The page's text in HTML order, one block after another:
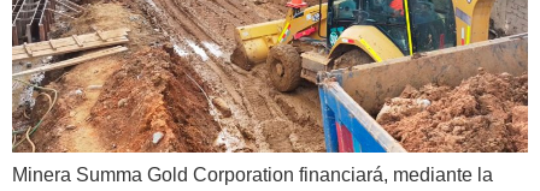
Minera Summa Gold Corporation financiará, mediante la